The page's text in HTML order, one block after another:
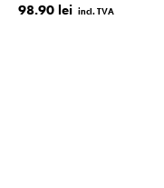
98.90 lei